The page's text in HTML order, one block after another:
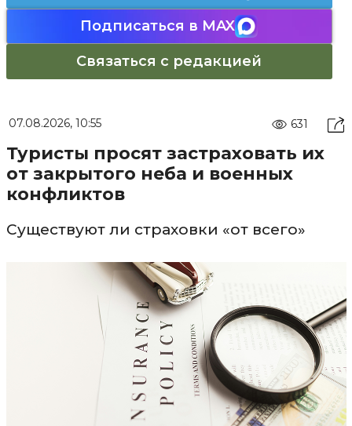
Подписаться в MAX
Связаться с редакцией
07.08.2026, 10:55 631
Туристы просят застраховать их
от закрытого неба и военных
конфликтов
Существуют ли страховки «от всего»